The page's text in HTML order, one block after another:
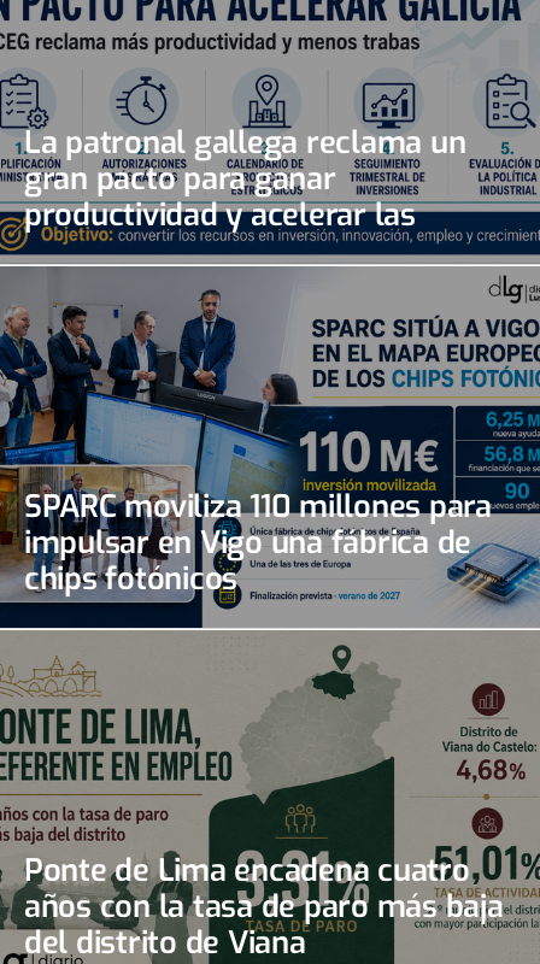
La patronal gallega reclama un
gran pacto para ganar
productividad y acelerar las
inversiones
SPARC moviliza 110 millones para
impulsar en Vigo una fábrica de
chips fotónicos
Ponte de Lima encadena cuatro
años con la tasa de paro más baja
del distrito de Viana